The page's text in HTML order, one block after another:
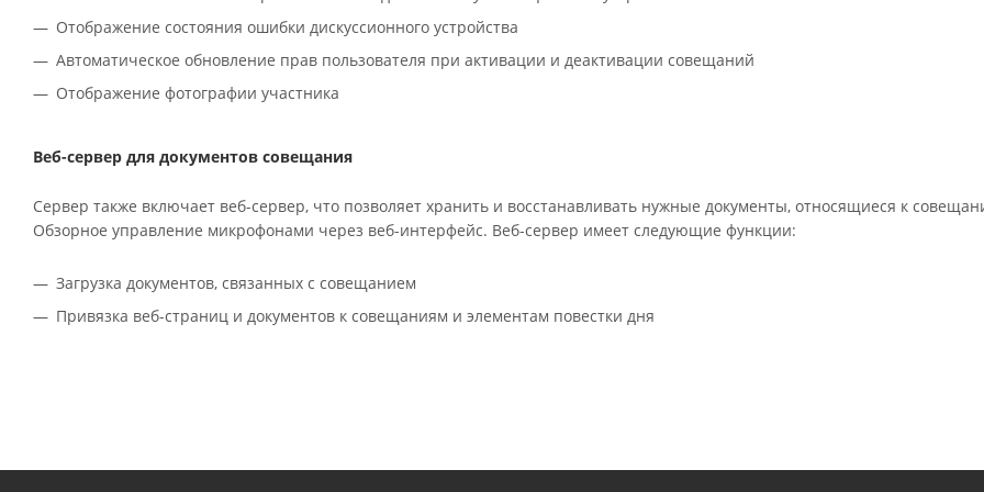
Отображение состояния ошибки дискуссионного устройства
Автоматическое обновление прав пользователя при активации и деактивации совещаний
Отображение фотографии участника
Веб-сервер для документов совещания
Сервер также включает веб-сервер, что позволяет хранить и восстанавливать нужные документы, относящиеся к
Обзорное управление микрофонами через веб-интерфейс. Веб-сервер имеет следующие функции:
Загрузка документов, связанных с совещанием
Привязка веб-страниц и документов к совещаниям и элементам повестки дня